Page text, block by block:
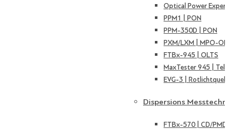
Optical Power Expert
PPM1 | PON
PPM-350D | PON
PXM/LXM | MPO-
FTBx-945 | OLTS
MaxTester 945 |
EVG-3 |
Dispersions
FTBx-570 | CD/